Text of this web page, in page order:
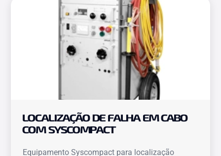
LOCALIZAÇÃO DE FALHA EM CABO
COM SYSCOMPACT
Equipamento Syscompact para localização